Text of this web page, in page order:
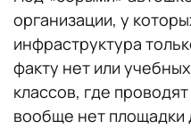
организации, у
инфраструктура
факту нет или
классов, где
вообще нет площадки